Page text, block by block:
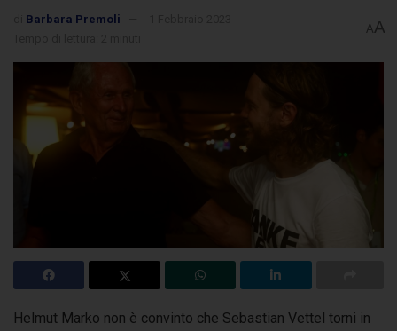
Barbara Premoli
AA
Helmut Marko non è convinto che Sebastian Vettel torni in